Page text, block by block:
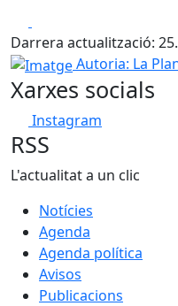
Darrera actualització:
Imatge
Autoria: La
Xarxes socials
Instagram
RSS
L'actualitat a un clic
Notícies
Agenda
Agenda política
Avisos
Publicacions